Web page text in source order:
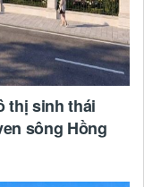
thị sinh thái
sông Hồng